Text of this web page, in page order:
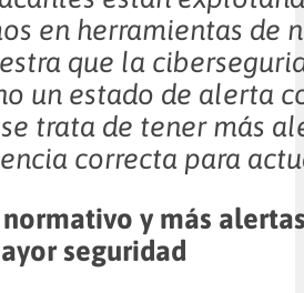
en herramientas de
que la
un estado de alerta
trata de tener más
correcta para
y más
seguridad